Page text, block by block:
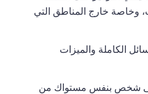
وخاصة خارج المناطق التي
الكاملة والميزات
شخص بنفس مستواك من